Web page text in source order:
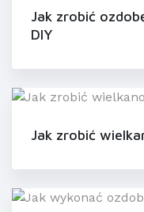
Jak zrobić
DIY
Jak zrobić